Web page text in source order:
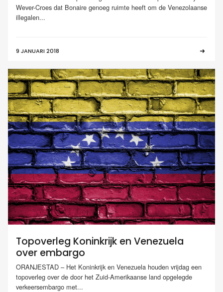
Wever-Croes dat Bonaire genoeg ruimte heeft om de Venezolaanse
illegalen...
9 JANUARI 2018
Topoverleg Koninkrijk en Venezuela
over embargo
ORANJESTAD – Het Koninkrijk en Venezuela houden vrijdag een
topoverleg over de door het Zuid-Amerikaanse land opgelegde
verkeersembargo met...